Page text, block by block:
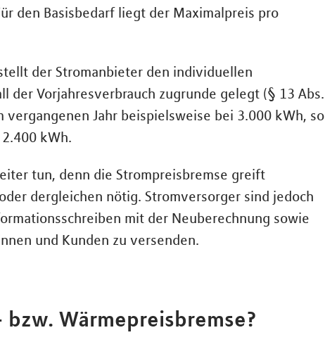
den Basisbedarf liegt der Maximalpreis pro
der Stromanbieter den individuellen
der Vorjahresverbrauch zugrunde gelegt (§ 13 Abs.
vergangenen Jahr beispielsweise bei 3.000 kWh, so
kWh.
tun, denn die Strompreisbremse greift
dergleichen nötig. Stromversorger sind jedoch
mit der Neuberechnung sowie
und Kunden zu versenden.
Wärmepreisbremse?